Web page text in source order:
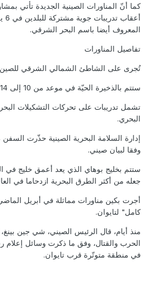
كما أنّ المناورات الصينية الجديدة تأتي
المعروف أيضا باسم البحر الشرقي.
تفاصيل المناورات
تُجرى على الشاطئ الشمالي الشرقي للصين.
ستتم بالذخيرة الحيّة في موعد من 10 إلى 14 يوليو الجاري.
تشمل تدريبات على تحركات التشكيلات
البحري.
إدارة السلامة البحرية الصينية حذّرت
وفقا لبيان صيني.
ستتم بخليج بوهاي الذي يعد أعمق خليج في
جعله من أكثر الطرق البحرية ازدحاما في
أجرت بكين مناورات مماثلة في أبريل
كامل" لتايوان.
منذ أيام، قال الرئيس الصيني، شي جين
الحرب والقتال، وفق ما ذكرت وسائل إعلام
في منطقة متوتّرة قرب تايوان.